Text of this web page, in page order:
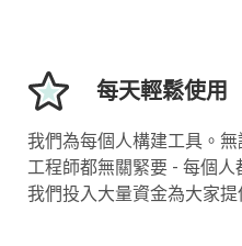
每天輕鬆使用
我們為每個人構建工具。
工程師都無關緊要 - 每個人
我們投入大量資金為大家提